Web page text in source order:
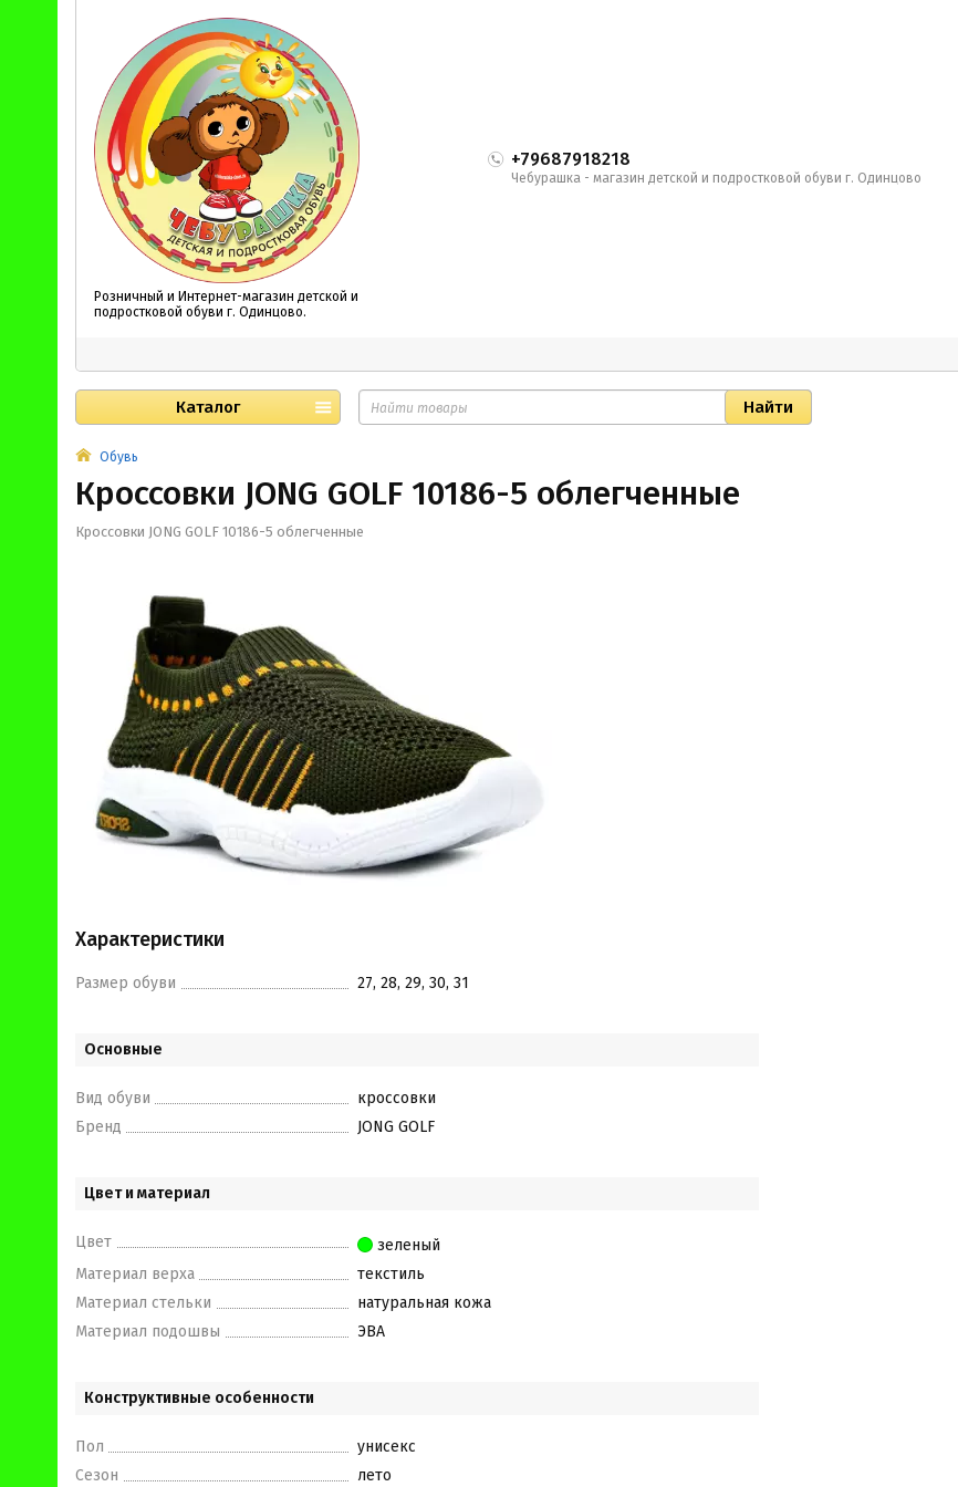
Розничный и Интернет-магазин детской и
подростковой обуви г. Одинцово.
+79687918218
Чебурашка - магазин детской и подростковой обуви г. Одинцово
Каталог
Обувь
Кроссовки JONG GOLF 10186-5 облегченные
Кроссовки JONG GOLF 10186-5 облегченные
Характеристики
Размер обуви 27, 28, 29, 30, 31
Основные
Вид обуви
кроссовки
Бренд
JONG GOLF
Цвет и материал
Цвет
зеленый
Материал верха
текстиль
Материал стельки
натуральная кожа
Материал подошвы
ЭВА
Конструктивные особенности
Пол
унисекс
Сезон
лето